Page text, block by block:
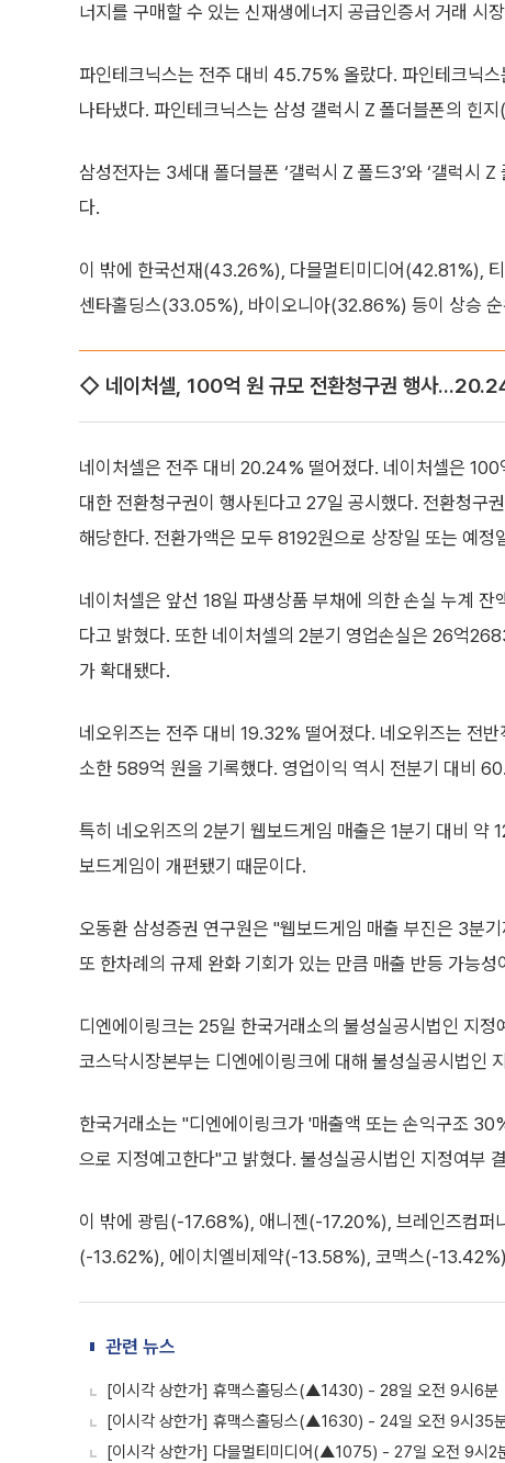
너지를 구매할 수 있는 신재생에너지 공급인증서 거래 시
파인테크닉스는 전주 대비 45.75% 올랐다. 파인테크닉
나타냈다. 파인테크닉스는 삼성 갤럭시 Z 폴더블폰의 힌
삼성전자는 3세대 폴더블폰 ‘갤럭시 Z 폴드3’와 ‘갤럭시
다.
이 밖에 한국선재(43.26%), 다믈멀티미디어(42.81%),
센타홀딩스(33.05%), 바이오니아(32.86%) 등이 상승 순
◇ 네이처셀, 100억 원 규모 전환청구권 행사
네이처셀은 전주 대비 20.24% 떨어졌다. 네이처셀은
대한 전환청구권이 행사된다고 27일 공시했다. 전환청구
해당한다. 전환가액은 모두 8192원으로 상장일 또는 예정
네이처셀은 앞선 18일 파생상품 부채에 의한 손실 누계
다고 밝혔다. 또한 네이처셀의 2분기 영업손실은 26억
가 확대됐다.
네오위즈는 전주 대비 19.32% 떨어졌다. 네오위즈는 전
소한 589억 원을 기록했다. 영업이익 역시 전분기 대비
특히 네오위즈의 2분기 웹보드게임 매출은 1분기 대비 약
보드게임이 개편됐기 때문이다.
오동환 삼성증권 연구원은 "웹보드게임 매출 부진은 3분
또 한차례의 규제 완화 기회가 있는 만큼 매출 반등 가능
디엔에이링크는 25일 한국거래소의 불성실공시법인 지
코스닥시장본부는 디엔에이링크에 대해 불성실공시법인
한국거래소는 "디엔에이링크가 '매출액 또는 손익구조
으로 지정예고한다"고 밝혔다. 불성실공시법인 지정여부
이 밖에 광림(-17.68%), 애니젠(-17.20%), 브레인즈컴
(-13.62%), 에이치엘비제약(-13.58%), 코맥스(-
관련 뉴스
[이시각 상한가] 휴맥스홀딩스(▲1430) - 28일 오전 9시6분
[이시각 상한가] 휴맥스홀딩스(▲1630) - 24일 오전 9시35
[이시각 상한가] 다믈멀티미디어(▲1075) - 27일 오전 9시2